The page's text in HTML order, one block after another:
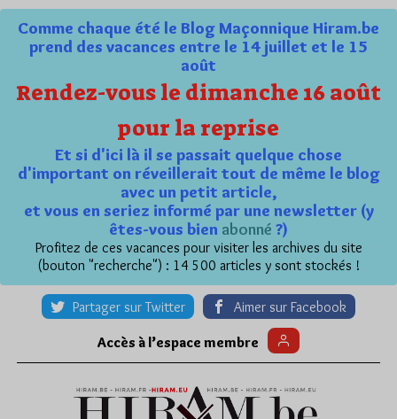
Comme chaque été le Blog Maçonnique Hiram.be
prend des vacances entre le 14 juillet et le 15
août
Rendez-vous le dimanche 16 août
pour la reprise
Et si d'ici là il se passait quelque chose
d'important on réveillerait tout de même le blog
avec un petit article,
et vous en seriez informé par une newsletter (y
êtes-vous bien abonné ?)
Profitez de ces vacances pour visiter les archives du site
(bouton "recherche") : 14 500 articles y sont stockés !
Partager sur Twitter Aimer sur Facebook
Accès à l’espace membre